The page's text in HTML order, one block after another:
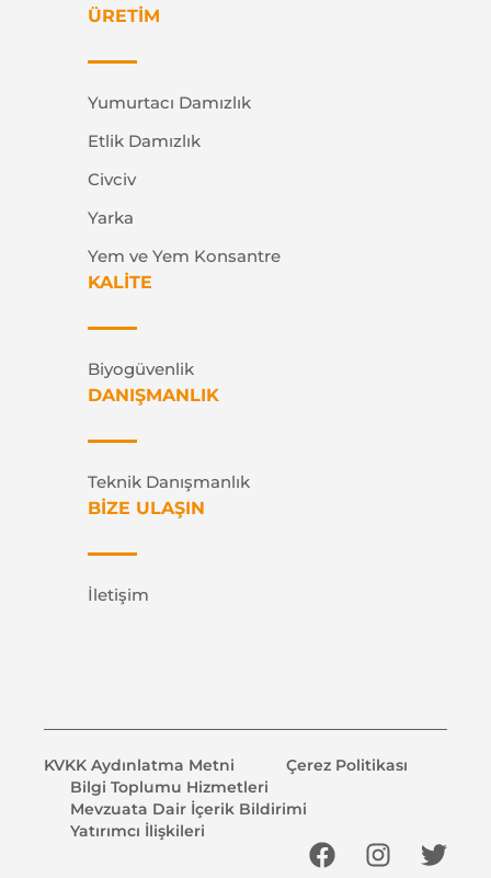
ÜRETİM
Yumurtacı Damızlık
Etlik Damızlık
Civciv
Yarka
Yem ve Yem Konsantre
KALİTE
Biyogüvenlik
DANIŞMANLIK
Teknik Danışmanlık
BİZE ULAŞIN
İletişim
KVKK Aydınlatma Metni
Çerez Politikası
Bilgi Toplumu Hizmetleri
Mevzuata Dair İçerik Bildirimi
Yatırımcı İlişkileri